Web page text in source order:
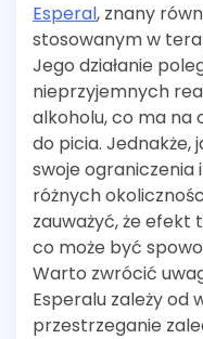
Esperal, znany
stosowanym w
Jego działanie
nieprzyjemnych
alkoholu, co ma na
do picia. Jednakże,
swoje ograniczenia
różnych
zauważyć, że efekt
co może być
Warto zwrócić
Esperalu zależy od
przestrzeganie